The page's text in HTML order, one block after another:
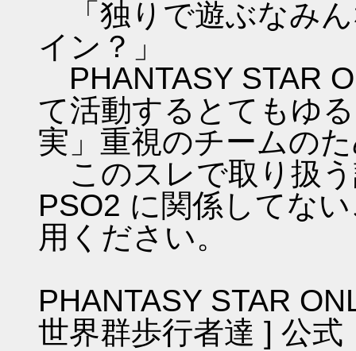
「独りで遊ぶなみ
イン？」
PHANTASY STAR
て活動するとてもゆ
実」重視のチームの
このスレで取り扱
PSO2 に関係してな
用ください。
PHANTASY STAR
世界群歩行者達 ] 公式